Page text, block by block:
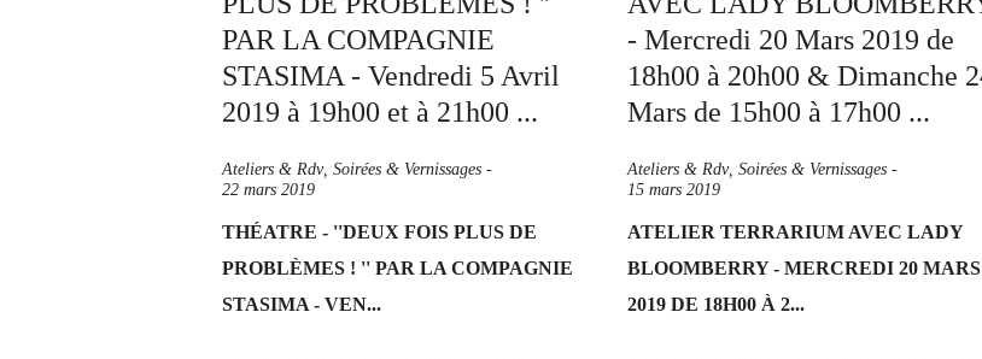
Ateliers & Rdv, Soirées & Vernissages -
22 mars 2019
THÉATRE - ''DEUX FOIS PLUS DE
PROBLÈMES ! '' PAR LA COMPAGNIE
STASIMA - VEN...
Ateliers & Rdv, Soirées & Vernissages -
15 mars 2019
ATELIER TERRARIUM AVEC LADY
BLOOMBERRY - MERCREDI 20 MARS
2019 DE 18H00 À 2...